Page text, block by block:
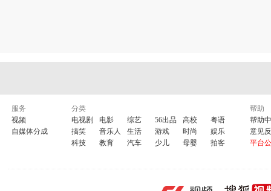
服务
视频
自媒体分成
分类
电视剧
电影 综艺 56出品 高校
粤语
搞笑
音乐人 生活 游戏 时尚
娱乐
科技
教育 汽车 少儿 母婴 拍客
帮助
帮助
意见
平台